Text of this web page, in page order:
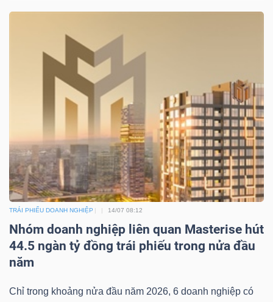
TRÁI PHIẾU DOANH NGHIỆP 14/07 08:12
Nhóm doanh nghiệp liên quan Masterise hút
44.5 ngàn tỷ đồng trái phiếu trong nửa đầu
năm
Chỉ trong khoảng nửa đầu năm 2026, 6 doanh nghiệp có